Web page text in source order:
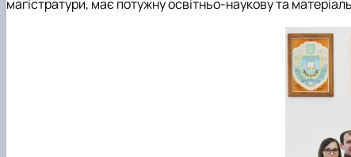
магістратури, має потужну освітньо-наукову та